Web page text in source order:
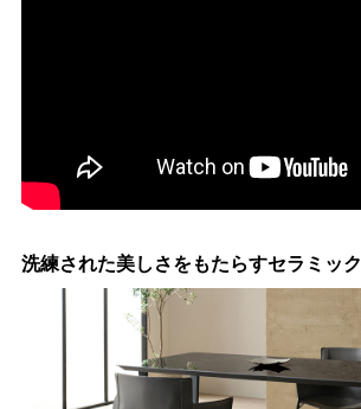
洗練された美しさをもたらすセラミッ